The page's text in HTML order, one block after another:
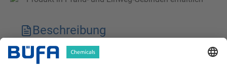
Beschreibung
Technische Merkmale